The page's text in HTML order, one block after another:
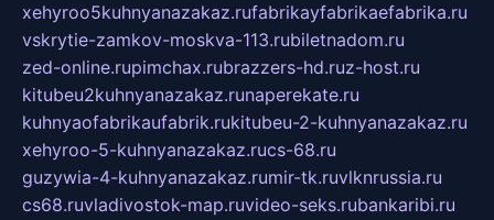
xehyroo5kuhnyanazakaz.rufabrikayfabrikaefabrika.ru
vskrytie-zamkov-moskva-113.rubiletnadom.ru
zed-online.rupimchax.rubrazzers-hd.ruz-host.ru
kitubeu2kuhnyanazakaz.runaperekate.ru
kuhnyaofabrikaufabrik.rukitubeu-2-kuhnyanazakaz.ru
xehyroo-5-kuhnyanazakaz.rucs-68.ru
guzywia-4-kuhnyanazakaz.rumir-tk.ruvlknrussia.ru
cs68.ruvladivostok-map.ruvideo-seks.rubankaribi.ru